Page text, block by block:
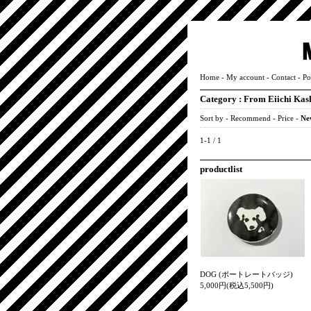
Home - My account - Contact -
Category : From Eiichi
Sort by - Recommend - Price -
1-1 / 1
productlist
DOG (ポートレートバッジ)
5,000円(税込5,500円)